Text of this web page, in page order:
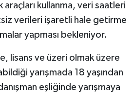
araçları kullanma, veri saatleri
verileri işaretli hale getirme
yapması bekleniyor.
lisans ve üzeri olmak üzere
yarışmada 18 yaşından
eşliğinde yarışmaya